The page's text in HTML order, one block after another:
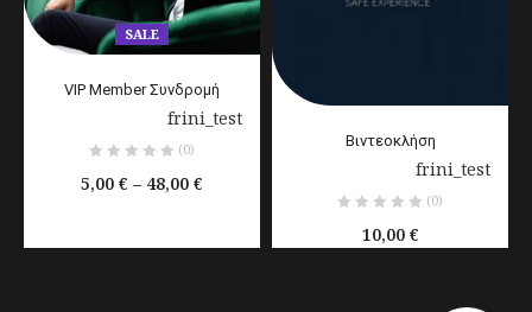
SALE
VIP Member Συνδρομή
frini_test
(0)
5,00 € – 48,00 €
Βιντεοκλήση
frini_test
(0)
10,00 €